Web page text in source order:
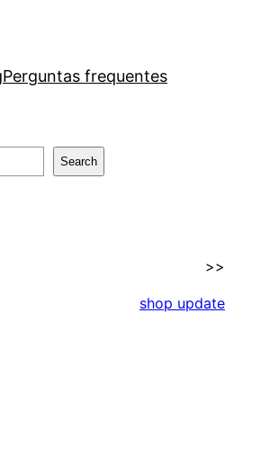
Perguntas frequentes
Search
>>
shop update